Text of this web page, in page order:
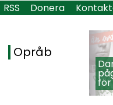
RSS Donera
Opråb